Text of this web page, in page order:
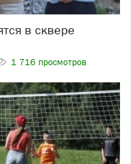
1 716 просмотров